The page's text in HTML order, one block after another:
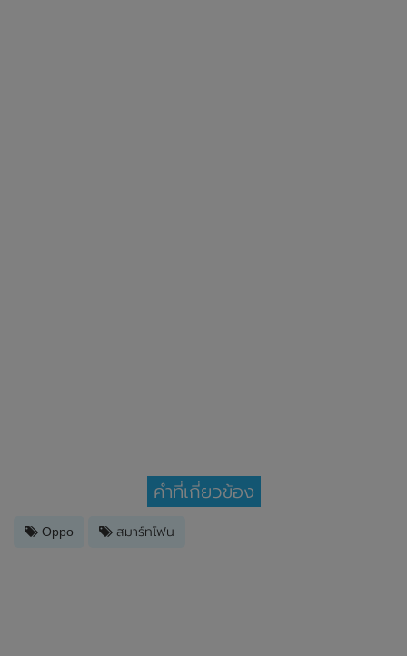
คำที่เกี่ยวข้อง
Oppo สมาร์ทโฟน